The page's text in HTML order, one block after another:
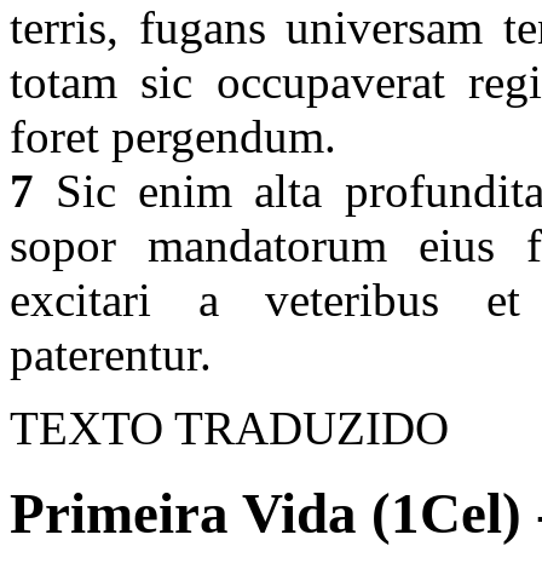
terris, fugans universam
totam sic occupaverat
foret pergendum.
7 Sic enim alta
sopor mandatorum eius
excitari a veteribus et
paterentur.
TEXTO TRADUZIDO
Primeira Vida (1Cel)